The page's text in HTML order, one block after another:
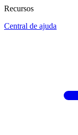
Recursos
Central de ajuda